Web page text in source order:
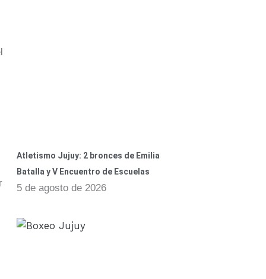
Atletismo Jujuy: 2 bronces de Emilia
Batalla y V Encuentro de Escuelas
5 de agosto de 2026